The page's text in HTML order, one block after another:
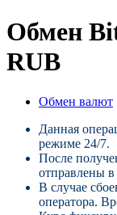
Обмен
RUB
Обмен валют
Данная
режиме 24/7.
После
отправлены
В случае
оператора.